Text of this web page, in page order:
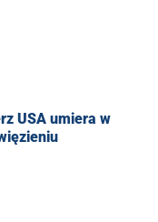
USA umiera w